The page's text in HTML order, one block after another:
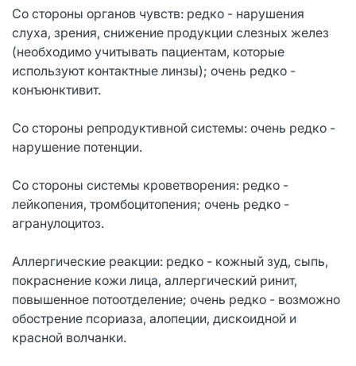
Со стороны органов чувств: редко - нарушения
слуха, зрения, снижение продукции слезных желез
(необходимо учитывать пациентам, которые
используют контактные линзы); очень редко -
конъюнктивит.
Со стороны репродуктивной системы: очень редко -
нарушение потенции.
Со стороны системы кроветворения: редко -
лейкопения, тромбоцитопения; очень редко -
агранулоцитоз.
Аллергические реакции: редко - кожный зуд, сыпь,
покраснение кожи лица, аллергический ринит,
повышенное потоотделение; очень редко - возможно
обострение псориаза, алопеции, дискоидной и
красной волчанки.